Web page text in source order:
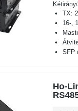
TX:
16-,
SFP
Ho-